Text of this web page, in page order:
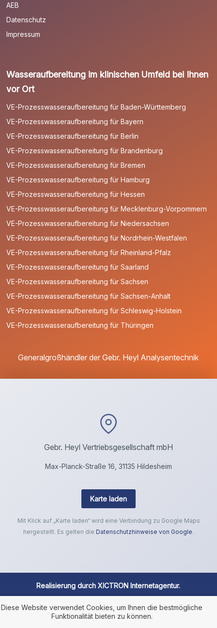
AEB
Datenschutz
Impressum
Wasseraufbereitung im klinischen Umfeld bei Ihnen
vor Ort
VE-Prozesswasseraufbereitung für Baden-Württemberg
VE-Prozesswasseraufbereitung für Bayern
VE-Prozesswasseraufbereitung für Berlin
VE-Prozesswasseraufbereitung für Brandenburg
VE-Prozesswasseraufbereitung für Bremen
VE-Prozesswasseraufbereitung für Hamburg
VE-Prozesswasseraufbereitung für Hessen
VE-Prozesswasseraufbereitung für Mecklenburg-Vorpommern
VE-Prozesswasseraufbereitung für Niedersachsen
VE-Prozesswasseraufbereitung für Nordrhein-Westfalen
VE-Prozesswasseraufbereitung für Rheinland-Pfalz
VE-Prozesswasseraufbereitung für Saarland
VE-Prozesswasseraufbereitung für Sachsen
VE-Prozesswasseraufbereitung für Sachsen-Anhalt
VE-Prozesswasseraufbereitung für Schleswig-Holstein
VE-Prozesswasseraufbereitung für Thüringen
Generalgroßhändler der Gebr. Heyl Analysentechnik
Gebr. Heyl Vertriebsgesellschaft mbH
Max-Planck-Straße 16, 31135 Hildesheim
Karte laden
Mit Klick auf „Karte laden“ wird eine Verbindung zu Google Maps
hergestellt. Es gelten die Datenschutzhinweise von Google.
Realisierung durchXICTRON Internetagentur.
Diese Website verwendet Cookies, um Ihnen die bestmögliche
Funktionalität bieten zu können.